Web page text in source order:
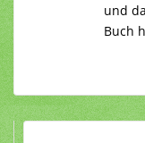
und
Buch